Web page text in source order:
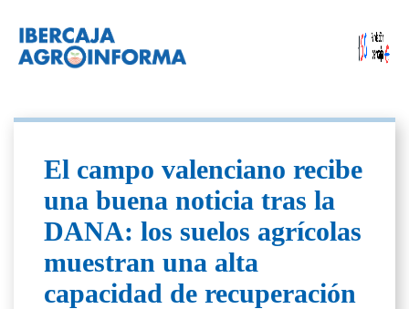
El campo valenciano recibe
una buena noticia tras la
DANA: los suelos agrícolas
muestran una alta
capacidad de recuperación